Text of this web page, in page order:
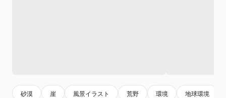
砂漠 崖 風景イラスト 荒野 環境 地球環境